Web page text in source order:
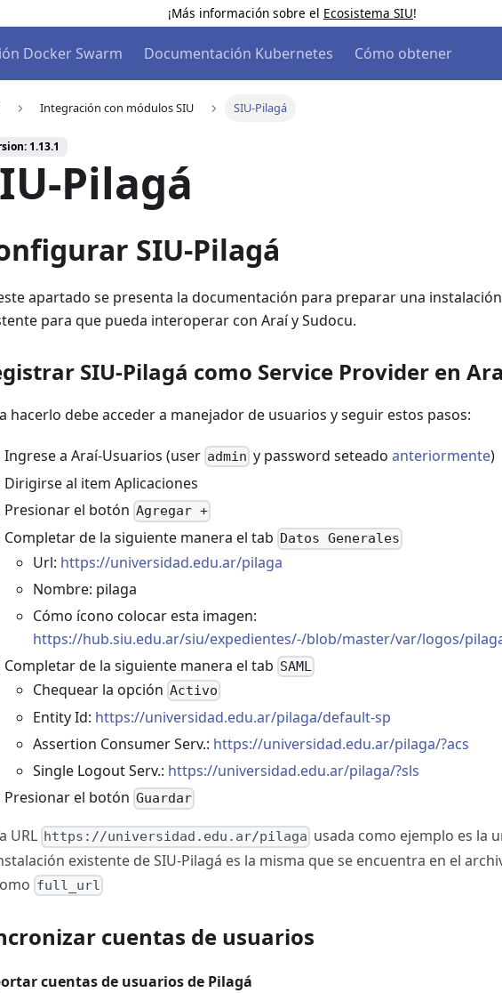
¡Más información sobre el Ecosistema SIU!
Docker Swarm Documentación Kubernetes Cómo obtener
Integración con módulos SIU SIU-Pilagá
1.13.1
Pilagá
SIU-Pilagá
apartado se presenta la documentación para preparar una instalación
para que pueda interoperar con Araí y Sudocu.
SIU-Pilagá como Service Provider en
hacerlo debe acceder a manejador de usuarios y seguir estos pasos:
Ingrese a Araí-Usuarios (user admin y password seteadoanteriormente)
Dirigirse al item Aplicaciones
Presionar el botón Agregar +
Completar de la siguiente manera el tab Datos Generales
Url: https://universidad.edu.ar/pilaga
Nombre: pilaga
Cómo ícono colocar esta imagen:
https://hub.siu.edu.ar/siu/expedientes/-/blob/master/var/logos/
Completar de la siguiente manera el tab SAML
Chequear la opción Activo
Entity Id: https://universidad.edu.ar/pilaga/default-sp
Assertion Consumer Serv.: https://universidad.edu.ar/pilaga/?acs
Single Logout Serv.: https://universidad.edu.ar/pilaga/?sls
Presionar el botón Guardar
URL https://universidad.edu.ar/pilaga usada como ejemplo es la
existente de SIU-Pilagá es la misma que se encuentra en el
full_url
cuentas de usuarios
cuentas de usuarios de Pilagá